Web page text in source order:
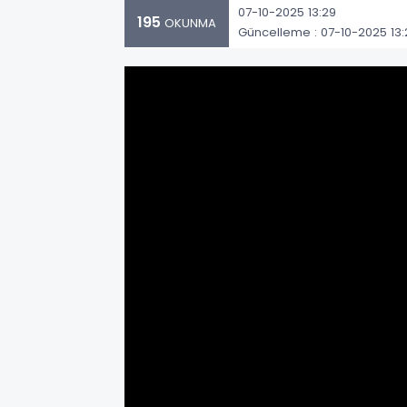
195 OKUNMA
07-10-2025 13:29
Güncelleme : 07-10-2025